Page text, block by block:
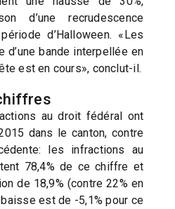
d’une recrudescence
d’Halloween. «Les
d’une bande interpellée en
est en cours», conclut-il.
au droit fédéral ont
dans le canton, contre
les infractions au
78,4% de ce chiffre et
de 18,9% (contre 22% en
est de -5,1% pour ce